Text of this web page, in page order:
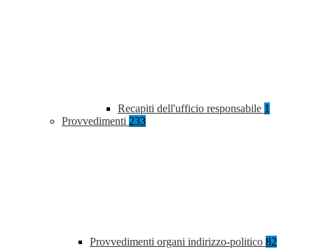
Recapiti dell'ufficio responsabile 1
Provvedimenti 233
Provvedimenti organi indirizzo-politico 82